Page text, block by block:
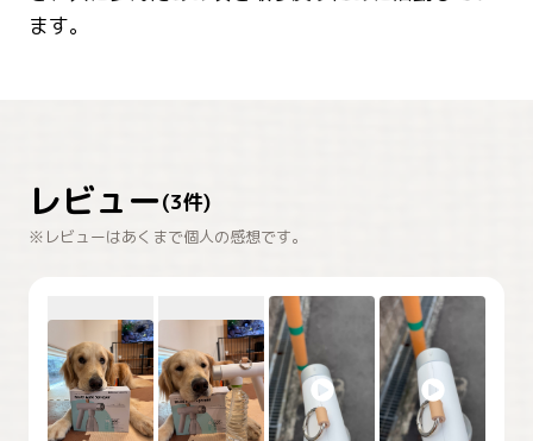
ます。
レビュー(3件)
※レビューはあくまで個人の感想です。